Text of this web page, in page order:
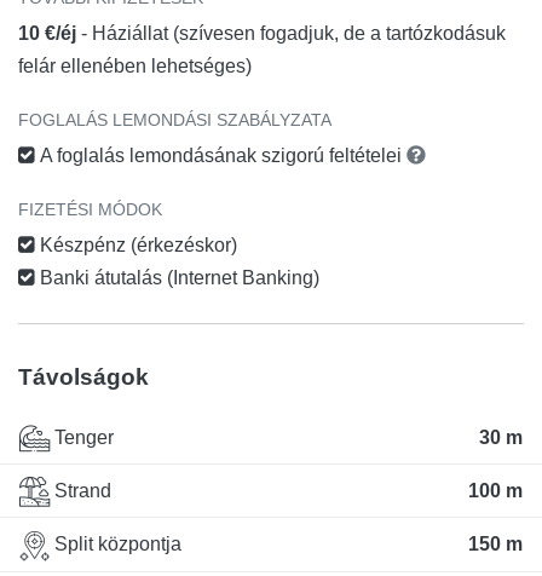
10 €/éj - Háziállat (szívesen fogadjuk, de a tartózkodásuk
felár ellenében lehetséges)
FOGLALÁS LEMONDÁSI SZABÁLYZATA
A foglalás lemondásának szigorú feltételei
FIZETÉSI MÓDOK
Készpénz (érkezéskor)
Banki átutalás (Internet Banking)
Távolságok
Tenger 30 m
Strand 100 m
Split központja 150 m